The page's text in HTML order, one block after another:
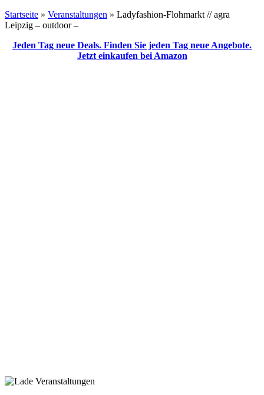
Startseite » Veranstaltungen » Ladyfashion-Flohmarkt // agra
Leipzig – outdoor –
Jeden Tag neue Deals. Finden Sie jeden Tag neue Angebote.
Jetzt einkaufen bei Amazon